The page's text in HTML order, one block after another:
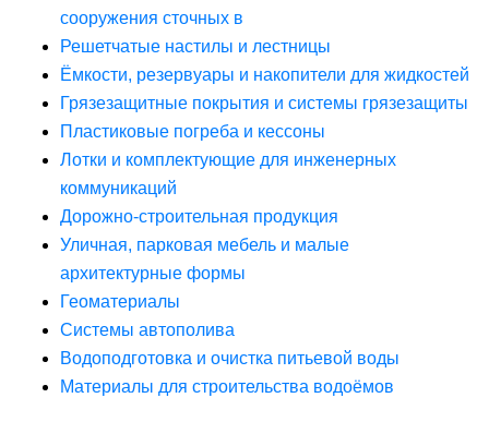
сооружения сточных в
Решетчатые настилы и лестницы
Ёмкости, резервуары и накопители для жидкостей
Грязезащитные покрытия и системы грязезащиты
Пластиковые погреба и кессоны
Лотки и комплектующие для инженерных
коммуникаций
Дорожно-строительная продукция
Уличная, парковая мебель и малые
архитектурные формы
Геоматериалы
Системы автополива
Водоподготовка и очистка питьевой воды
Материалы для строительства водоёмов